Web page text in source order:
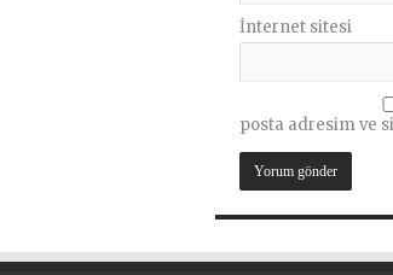
İnternet sitesi
posta adresim ve